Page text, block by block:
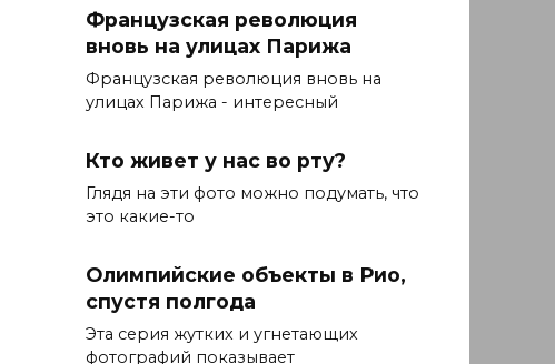
Французская революция
вновь на улицах Парижа
Французская революция вновь на
улицах Парижа - интересный
Кто живет у нас во рту?
Глядя на эти фото можно подумать, что
это какие-то
Олимпийские объекты в Рио,
спустя полгода
Эта серия жутких и угнетающих
фотографий показывает